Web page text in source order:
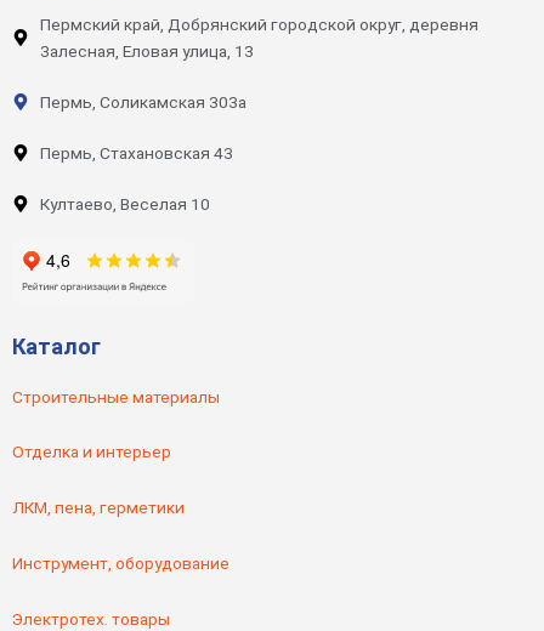
Пермский край, Добрянский городской округ, деревня
Залесная, Еловая улица, 13
Пермь, Соликамская 303а
Пермь, Стахановская 43
Култаево, Веселая 10
Каталог
Строительные материалы
Отделка и интерьер
ЛКМ, пена, герметики
Инструмент, оборудование
Электротех. товары